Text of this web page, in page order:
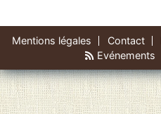
Mentions légales Contact
Evénements